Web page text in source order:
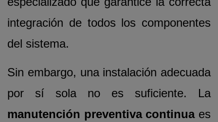
integración de todos los componentes
del sistema.
Sin embargo, una instalación adecuada
por sí sola no es suficiente. La
manutención preventiva continuaes